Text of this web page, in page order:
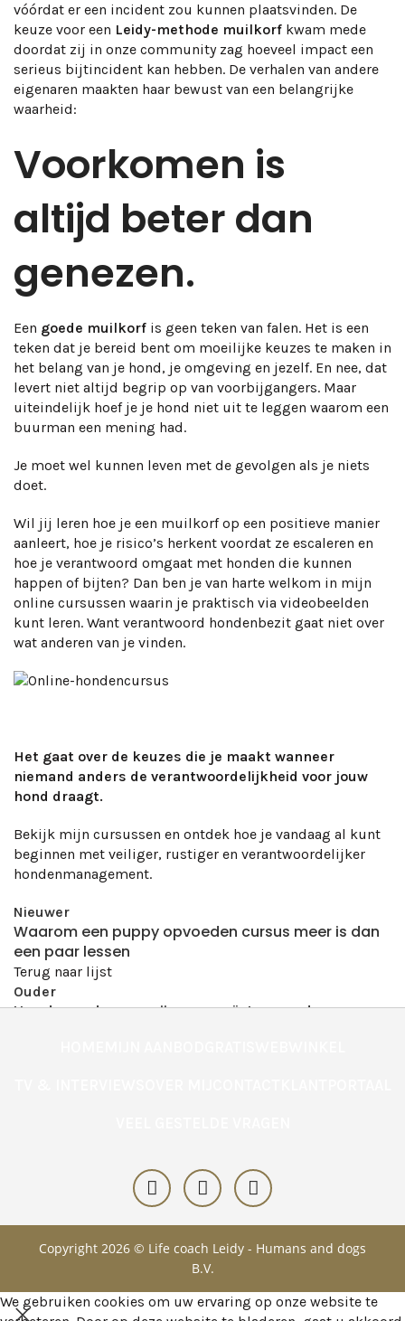
vóórdat er een incident zou kunnen plaatsvinden. De
keuze voor een Leidy-methode muilkorf kwam mede
doordat zij in onze community zag hoeveel impact een
serieus bijtincident kan hebben. De verhalen van andere
eigenaren maakten haar bewust van een belangrijke
waarheid:
Voorkomen is
altijd beter dan
genezen.
Een goede muilkorf is geen teken van falen. Het is een
teken dat je bereid bent om moeilijke keuzes te maken in
het belang van je hond, je omgeving en jezelf. En nee, dat
levert niet altijd begrip op van voorbijgangers. Maar
uiteindelijk hoef je je hond niet uit te leggen waarom een
buurman een mening had.
Je moet wel kunnen leven met de gevolgen als je niets
doet.
Wil jij leren hoe je een muilkorf op een positieve manier
aanleert, hoe je risico’s herkent voordat ze escaleren en
hoe je verantwoord omgaat met honden die kunnen
happen of bijten? Dan ben je van harte welkom in mijn
online cursussen waarin je praktisch via videobeelden
kunt leren. Want verantwoord hondenbezit gaat niet over
wat anderen van je vinden.
Het gaat over de keuzes die je maakt wanneer
niemand anders de verantwoordelijkheid voor jouw
hond draagt.
Bekijk mijn cursussen en ontdek hoe je vandaag al kunt
beginnen met veiliger, rustiger en verantwoordelijker
hondenmanagement.
Nieuwer
Waarom een puppy opvoeden cursus meer is dan
een paar lessen
Terug naar lijst
Ouder
Hondengedrag en pijn: een geïntegreerde
Copyright 2026 © Life coach Leidy - Humans and dogs
B.V.
We gebruiken cookies om uw ervaring op onze website te